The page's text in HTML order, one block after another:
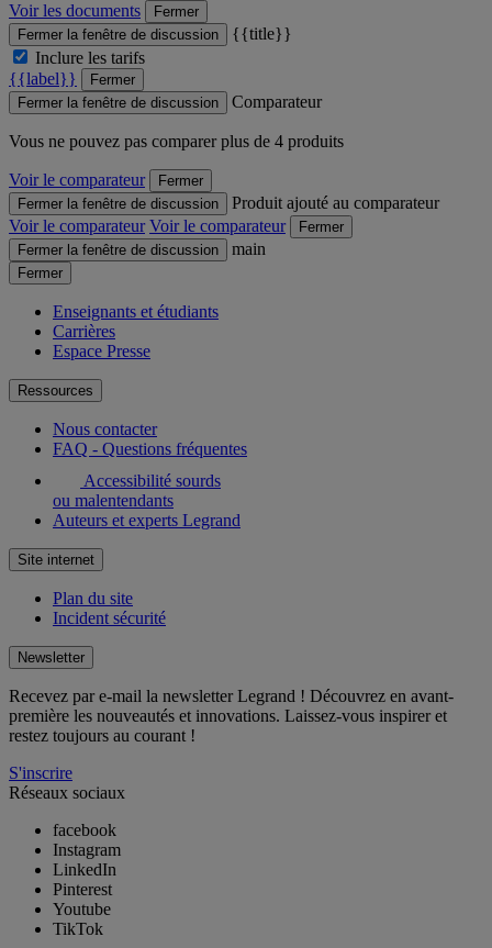
Voir les documents
Fermer
Fermer la fenêtre de discussion
{{title}}
Inclure les tarifs
{{label}}
Fermer
Fermer la fenêtre de discussion
Comparateur
Vous ne pouvez pas comparer plus de 4 produits
Voir le comparateur
Fermer
Fermer la fenêtre de discussion
Produit ajouté au comparateur
Voir le comparateur Voir le comparateur
Fermer
Fermer la fenêtre de discussion
main
Fermer
Enseignants et étudiants
Carrières
Espace Presse
Ressources
Nous contacter
FAQ - Questions fréquentes
Accessibilité sourds
ou malentendants
Auteurs et experts Legrand
Site internet
Plan du site
Incident sécurité
Newsletter
Recevez par e-mail la newsletter Legrand ! Découvrez en avant-
première les nouveautés et innovations. Laissez-vous inspirer et
restez toujours au courant !
S'inscrire
Réseaux sociaux
facebook
Instagram
LinkedIn
Pinterest
Youtube
TikTok